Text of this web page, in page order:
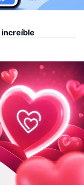
increíble